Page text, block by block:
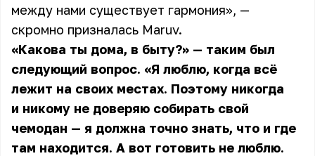
между нами существует гармония», —
скромно призналась Maruv.
«Какова ты дома, в быту?» — таким был
следующий вопрос. «Я люблю, когда всё
лежит на своих местах. Поэтому никогда
и никому не доверяю собирать свой
чемодан — я должна точно знать, что и где
там находится. А вот готовить не люблю.